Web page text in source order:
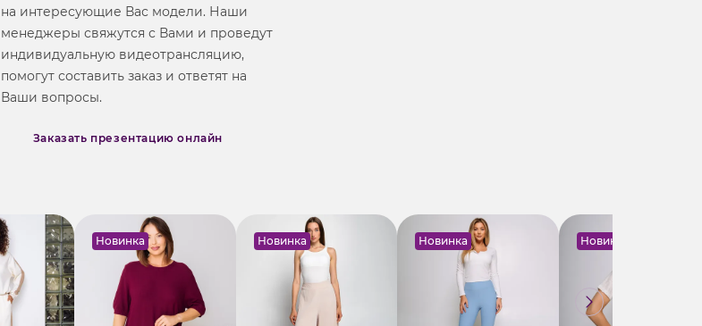
на интересующие Вас модели. Наши
менеджеры свяжутся с Вами и проведут
индивидуальную видеотрансляцию,
помогут составить заказ и ответят на
Ваши вопросы.
Заказать презентацию онлайн
Новинка Новинка Новинка Новинка